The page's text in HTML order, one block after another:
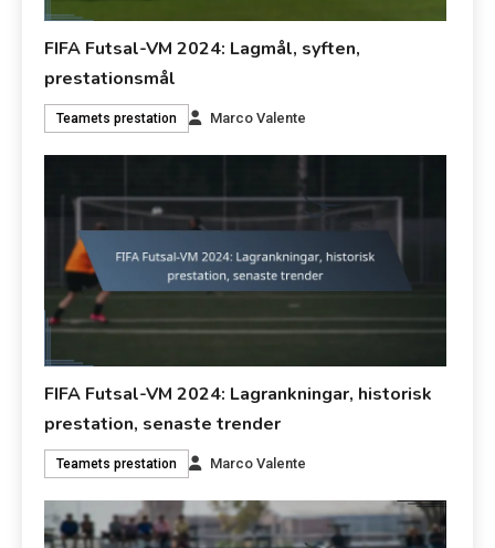
FIFA Futsal-VM 2024: Lagmål, syften,
prestationsmål
Teamets prestation Marco Valente
FIFA Futsal-VM 2024: Lagrankningar, historisk
prestation, senaste trender
Teamets prestation Marco Valente